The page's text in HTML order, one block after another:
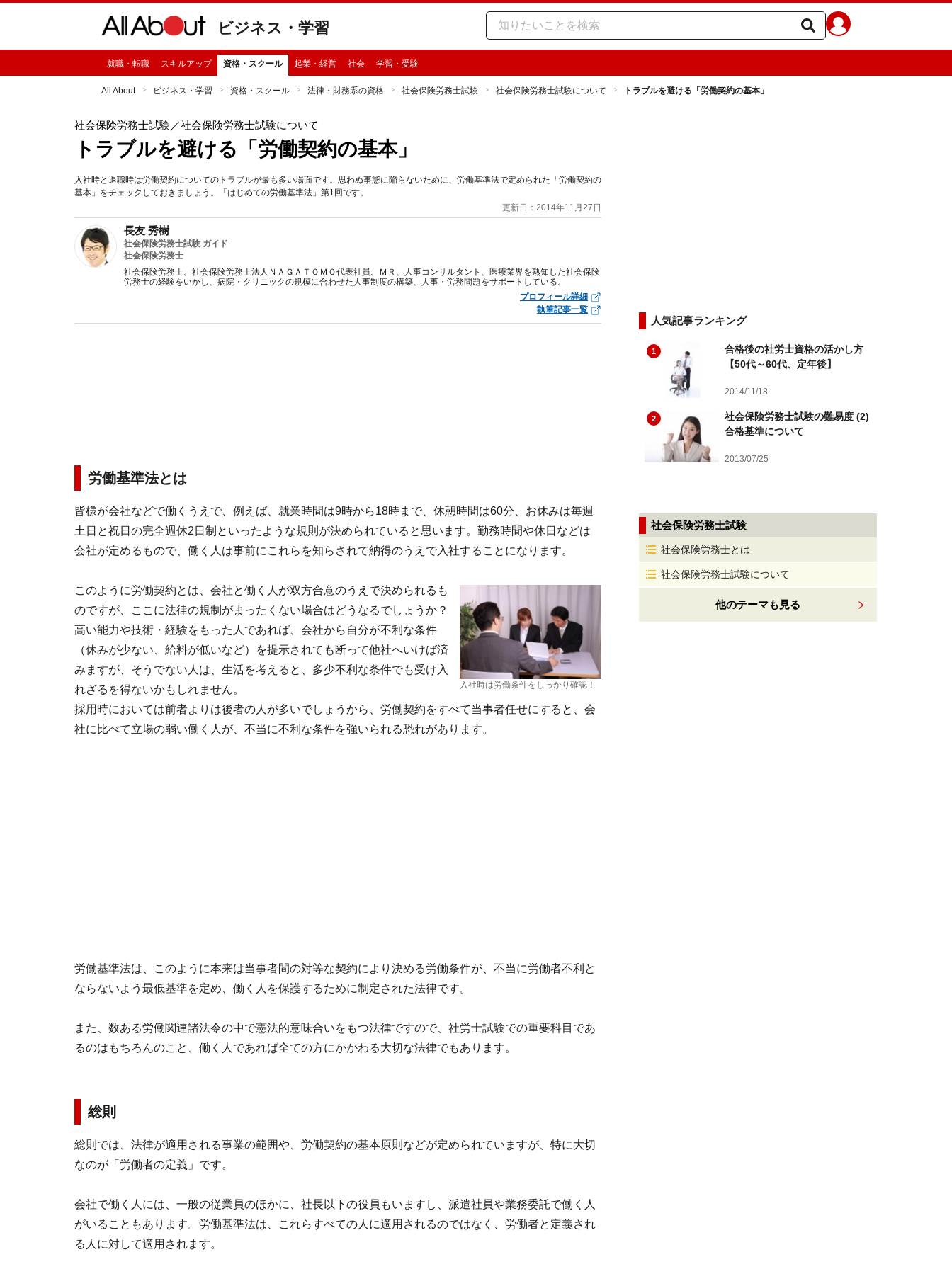
ビジネス・学習
就職・転職 スキルアップ 資格・スクール 起業・経営 社会 学習・受験
All About ビジネス・学習 資格・スクール 法律・財務系の資格 社会保険労務士試験 社会保険労務士試験について トラブルを避ける「労働契約の基本」
社会保険労務士試験 ／社会保険労務士試験について
トラブルを避ける「労働契約の基本」
入社時と退職時は労働契約についてのトラブルが最も多い場面です。思わぬ事態に陥らないために、労働基準法で定められた「労働契約の
基本」をチェックしておきましょう。「はじめての労働基準法」第1回です。
更新日：2014年11月27日
長友 秀樹
社会保険労務士試験 ガイド
社会保険労務士
社会保険労務士。社会保険労務士法人ＮＡＧＡＴＯＭＯ代表社員。ＭＲ、人事コンサルタント、医療業界を熟知した社会保険
労務士の経験をいかし、病院・クリニックの規模に合わせた人事制度の構築、人事・労務問題をサポートしている。
プロフィール詳細
執筆記事一覧
労働基準法とは
皆様が会社などで働くうえで、例えば、就業時間は9時から18時まで、休憩時間は60分、お休みは毎週
土日と祝日の完全週休2日制といったような規則が決められていると思います。勤務時間や休日などは
会社が定めるもので、働く人は事前にこれらを知らされて納得のうえで入社することになります。
入社時は労働条件をしっかり確認！
このように労働契約とは、会社と働く人が双方合意のうえで決められるも
のですが、ここに法律の規制がまったくない場合はどうなるでしょうか？
高い能力や技術・経験をもった人であれば、会社から自分が不利な条件
（休みが少ない、給料が低いなど）を提示されても断って他社へいけば済
みますが、そうでない人は、生活を考えると、多少不利な条件でも受け入
れざるを得ないかもしれません。
採用時においては前者よりは後者の人が多いでしょうから、労働契約をすべて当事者任せにすると、会
社に比べて立場の弱い働く人が、不当に不利な条件を強いられる恐れがあります。
労働基準法は、このように本来は当事者間の対等な契約により決める労働条件が、不当に労働者不利と
ならないよう最低基準を定め、働く人を保護するために制定された法律です。
また、数ある労働関連諸法令の中で憲法的意味合いをもつ法律ですので、社労士試験での重要科目であ
るのはもちろんのこと、働く人であれば全ての方にかかわる大切な法律でもあります。
総則
総則では、法律が適用される事業の範囲や、労働契約の基本原則などが定められていますが、特に大切
なのが「労働者の定義」です。
会社で働く人には、一般の従業員のほかに、社長以下の役員もいますし、派遣社員や業務委託で働く人
がいることもあります。労働基準法は、これらすべての人に適用されるのではなく、労働者と定義され
る人に対して適用されます。
人気記事ランキング
1
合格後の社労士資格の活かし方
【50代～60代、定年後】
2014/11/18
2
社会保険労務士試験の難易度 (2)
合格基準について
2013/07/25
社会保険労務士試験
社会保険労務士とは
社会保険労務士試験について
他のテーマも見る